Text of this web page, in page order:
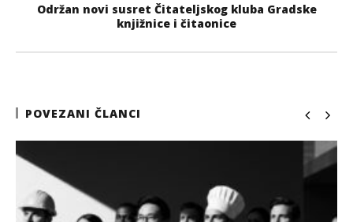
Održan novi susret Čitateljskog kluba Gradske
knjižnice i čitaonice
POVEZANI ČLANCI